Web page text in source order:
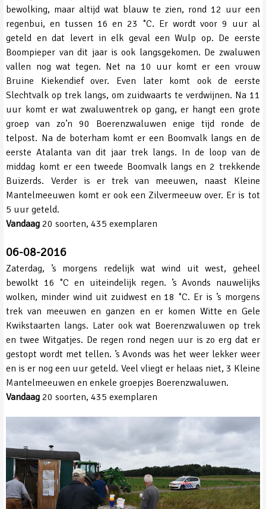
bewolking, maar altijd wat blauw te zien, rond 12 uur een
regenbui, en tussen 16 en 23 ˚C. Er wordt voor 9 uur al
geteld en dat levert in elk geval een Wulp op. De eerste
Boompieper van dit jaar is ook langsgekomen. De zwaluwen
vallen nog wat tegen. Net na 10 uur komt er een vrouw
Bruine Kiekendief over. Even later komt ook de eerste
Slechtvalk op trek langs, om zuidwaarts te verdwijnen. Na 11
uur komt er wat zwaluwentrek op gang, er hangt een grote
groep van zo’n 90 Boerenzwaluwen enige tijd ronde de
telpost. Na de boterham komt er een Boomvalk langs en de
eerste Atalanta van dit jaar trek langs. In de loop van de
middag komt er een tweede Boomvalk langs en 2 trekkende
Buizerds. Verder is er trek van meeuwen, naast Kleine
Mantelmeeuwen komt er ook een Zilvermeeuw over. Er is tot
5 uur geteld.
Vandaag 20 soorten, 435 exemplaren
06-08-2016
Zaterdag, ’s morgens redelijk wat wind uit west, geheel
bewolkt 16 ˚C en uiteindelijk regen. ’s Avonds nauwelijks
wolken, minder wind uit zuidwest en 18 ˚C. Er is ’s morgens
trek van meeuwen en ganzen en er komen Witte en Gele
Kwikstaarten langs. Later ook wat Boerenzwaluwen op trek
en twee Witgatjes. De regen rond negen uur is zo erg dat er
gestopt wordt met tellen. ’s Avonds was het weer lekker weer
en is er nog een uur geteld. Veel vliegt er helaas niet, 3 Kleine
Mantelmeeuwen en enkele groepjes Boerenzwaluwen.
Vandaag 20 soorten, 435 exemplaren